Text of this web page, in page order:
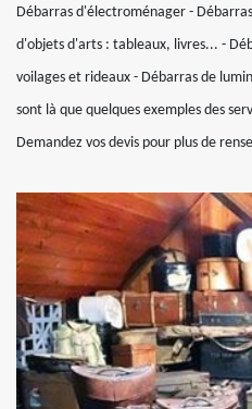
Débarras d'électroménager -
d'objets d'arts : tableaux, livres... -
voilages et rideaux - Débarras de
sont là que quelques exemples des
Demandez vos devis pour plus de